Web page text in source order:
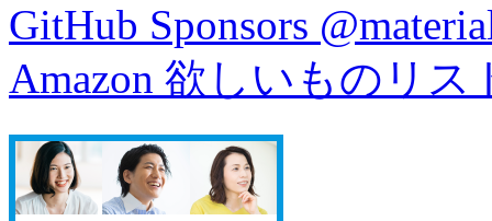
GitHub Sponsors
Amazon 欲しいものリス